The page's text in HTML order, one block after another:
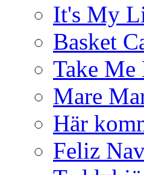
It's My
Basket
Take Me
Mare
Här
Feliz